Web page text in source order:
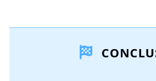
Ajouter un commentaire